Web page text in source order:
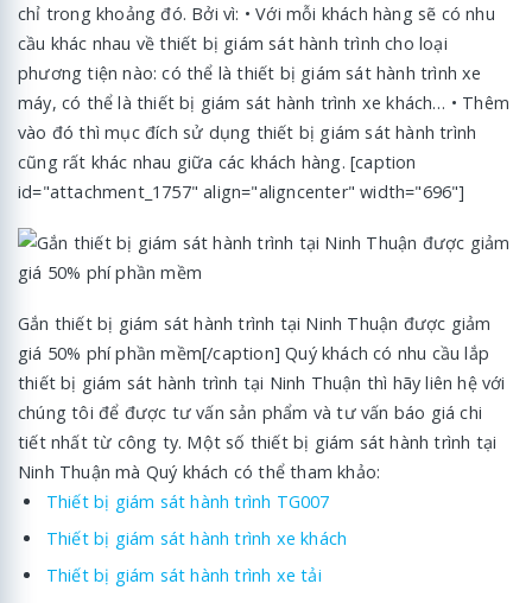
chỉ trong khoảng đó. Bởi vì: • Với mỗi khách hàng sẽ có nhu
cầu khác nhau về thiết bị giám sát hành trình cho loại
phương tiện nào: có thể là thiết bị giám sát hành trình xe
máy, có thể là thiết bị giám sát hành trình xe khách… • Thêm
vào đó thì mục đích sử dụng thiết bị giám sát hành trình
cũng rất khác nhau giữa các khách hàng. [caption
id="attachment_1757" align="aligncenter" width="696"]
Gắn thiết bị giám sát hành trình tại Ninh Thuận được giảm
giá 50% phí phần mềm[/caption] Quý khách có nhu cầu lắp
thiết bị giám sát hành trình tại Ninh Thuận thì hãy liên hệ với
chúng tôi để được tư vấn sản phẩm và tư vấn báo giá chi
tiết nhất từ công ty. Một số thiết bị giám sát hành trình tại
Ninh Thuận mà Quý khách có thể tham khảo:
Thiết bị giám sát hành trình TG007
Thiết bị giám sát hành trình xe khách
Thiết bị giám sát hành trình xe tải